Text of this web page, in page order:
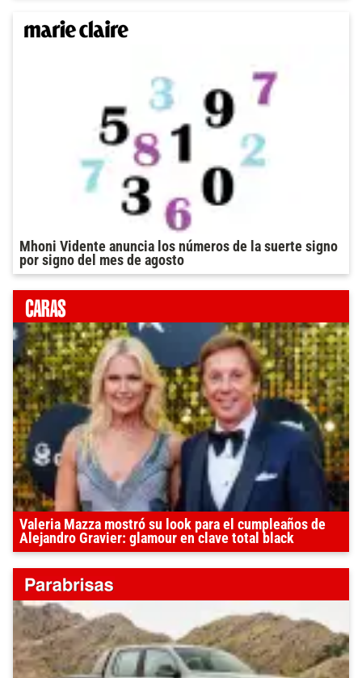
Mhoni Vidente anuncia los números de la suerte signo
por signo del mes de agosto
Valeria Mazza mostró su look para el cumpleaños de
Alejandro Gravier: glamour en clave total black